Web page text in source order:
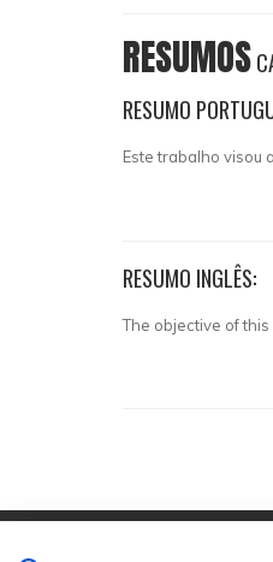
RESUMOS
RESUMO
Este trabalho visou
RESUMO INGLÊS:
The objective of